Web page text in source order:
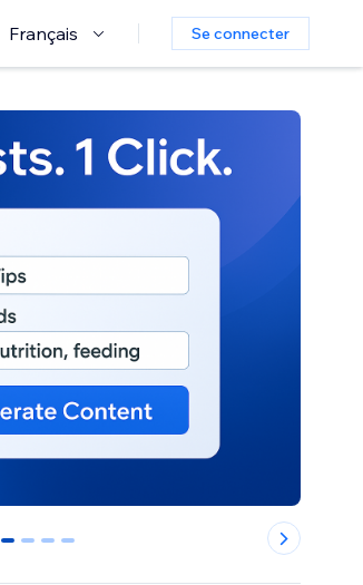
Français Se connecter
0 1 2 3